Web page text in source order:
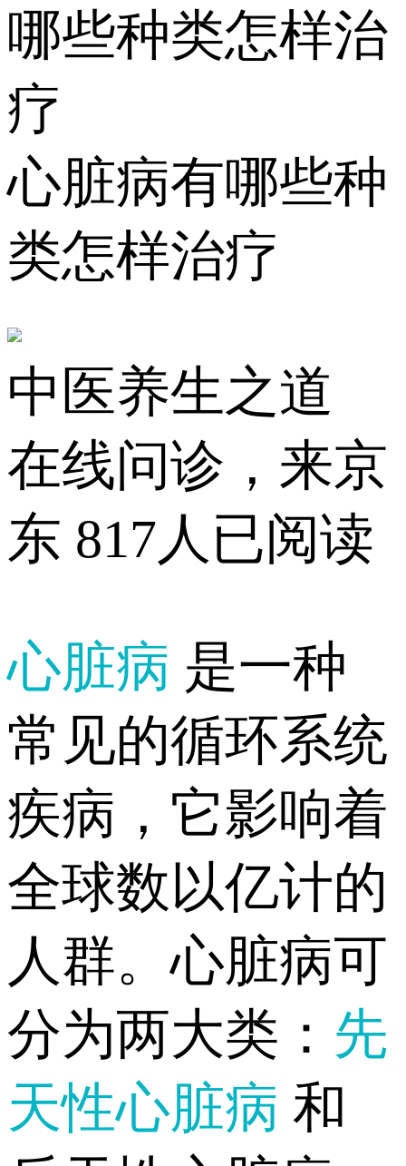
哪些种类怎样治
疗
心脏病有哪些种
类怎样治疗
中医养生之道
在线问诊，来京
东 817人已阅读
心脏病 是一种
常见的循环系统
疾病，它影响着
全球数以亿计的
人群。心脏病可
分为两大类： 先
天性心脏病 和